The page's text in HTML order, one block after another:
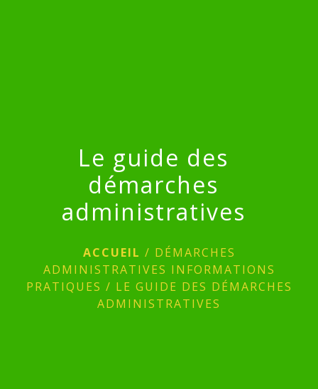
Le guide des
démarches
administratives
ACCUEIL / DÉMARCHES
ADMINISTRATIVES INFORMATIONS
PRATIQUES / LE GUIDE DES DÉMARCHES
ADMINISTRATIVES